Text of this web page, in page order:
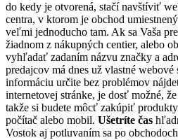
do kedy je otvorená, stačí navštíviť
centra, v ktorom je obchod
veľmi jednoducho tam. Ak sa Vaša
žiadnom z nákupných centier, alebo
vyhľadať zadaním názvu značky a
predajcov má dnes už vlastné
informáciu určite bez problémov
internetovej stránke, je dosť možné,
takže si budete môcť zakúpiť produkty
počítač alebo mobil. Ušetríte čas
Vostok aj potluvaním sa po